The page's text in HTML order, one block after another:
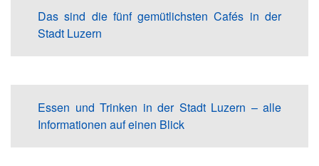
Das sind die fünf gemütlichsten Cafés in der
Stadt Luzern
Essen und Trinken in der Stadt Luzern – alle
Informationen auf einen Blick